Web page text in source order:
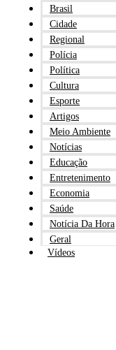
Brasil
Cidade
Regional
Polícia
Política
Cultura
Esporte
Artigos
Meio Ambiente
Notícias
Educação
Entretenimento
Economia
Saúde
Notícia Da Hora
Geral
Vídeos